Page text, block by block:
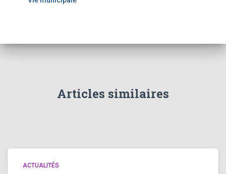
Articles similaires
ACTUALITÉS